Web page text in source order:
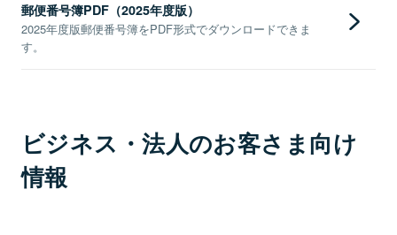
郵便番号簿PDF（2025年度版）
2025年度版郵便番号簿をPDF形式でダウンロードできま
す。
ビジネス・法人のお客さま向け
情報